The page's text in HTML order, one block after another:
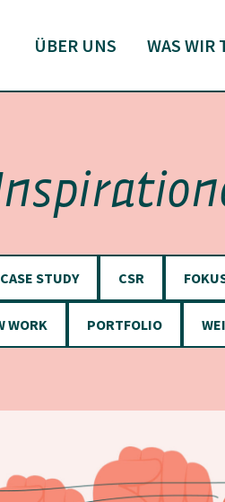
ÜBER UNS WAS WIR
CASE STUDY CSR
WORK PORTFOLIO